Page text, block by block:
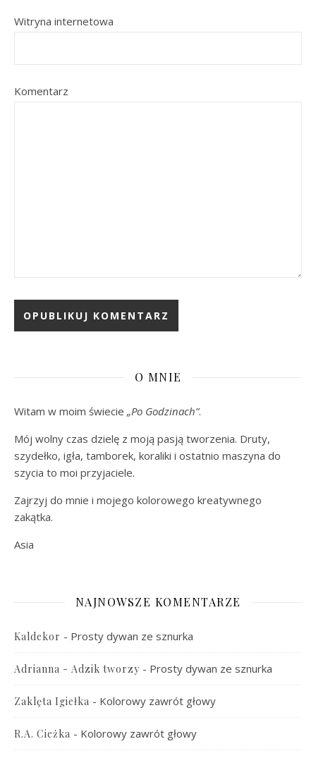
Witryna internetowa
Komentarz
O MNIE
Witam w moim świecie „Po Godzinach”.
Mój wolny czas dzielę z moją pasją tworzenia. Druty,
szydełko, igła, tamborek, koraliki i ostatnio maszyna do
szycia to moi przyjaciele.
Zajrzyj do mnie i mojego kolorowego kreatywnego
zakątka.
Asia
NAJNOWSZE KOMENTARZE
Kaldekor - Prosty dywan ze sznurka
Adrianna - Adzik tworzy - Prosty dywan ze sznurka
Zaklęta Igiełka - Kolorowy zawrót głowy
R.A. Cieżka - Kolorowy zawrót głowy